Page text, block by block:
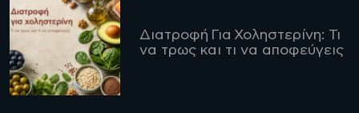
Διατροφή Για Χοληστερίνη: Τι
να τρως και τι να αποφεύγεις